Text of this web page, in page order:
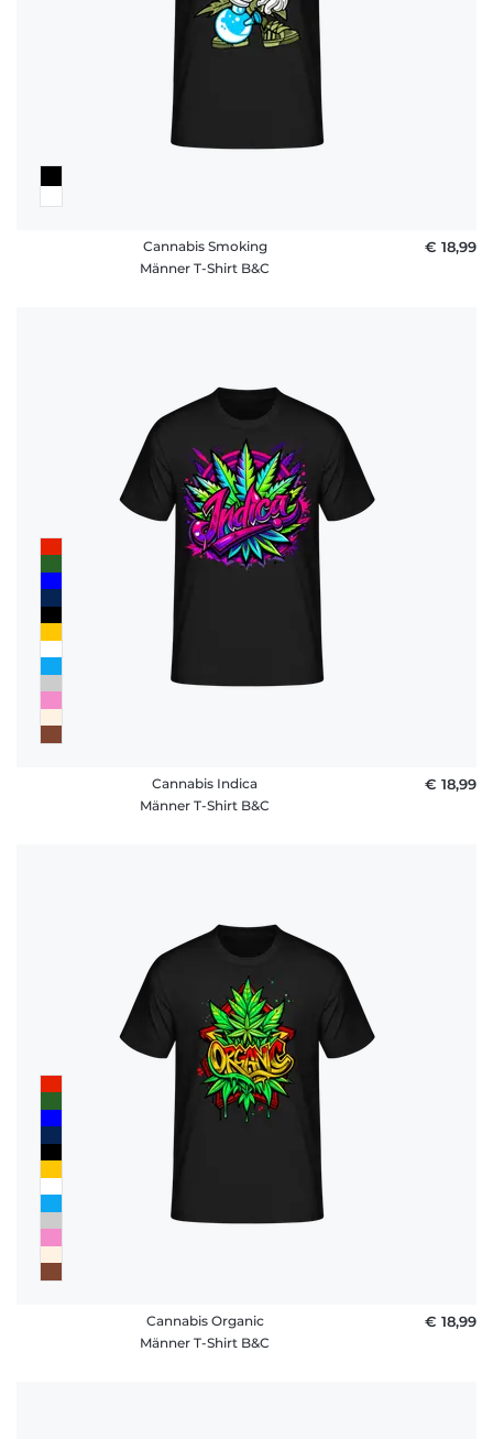
Cannabis Smoking
Männer T-Shirt B&C
€ 18,99
Cannabis Indica
Männer T-Shirt B&C
€ 18,99
Cannabis Organic
Männer T-Shirt B&C
€ 18,99